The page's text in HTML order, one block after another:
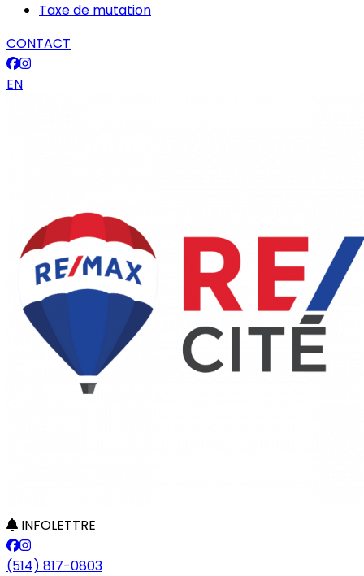
Taxe de mutation
CONTACT
EN
INFOLETTRE
(514) 817-0803